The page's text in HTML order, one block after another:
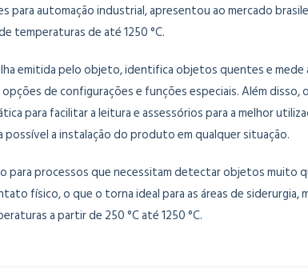
automação industrial, apresentou ao mercado
temperaturas de até 1250 °C.
emitida pelo objeto, identifica objetos quentes e mede
de configurações e funções especiais. Além
para facilitar a leitura e assessórios para a melhor
a instalação do produto em qualquer situação.
processos que necessitam detectar objetos muito
físico, o que o torna ideal para as áreas de
a partir de 250 °C até 1250 °C.